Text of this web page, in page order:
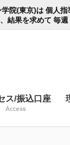
(東京)は 個人
結果を求めて 毎週
ス/振込口座
Access